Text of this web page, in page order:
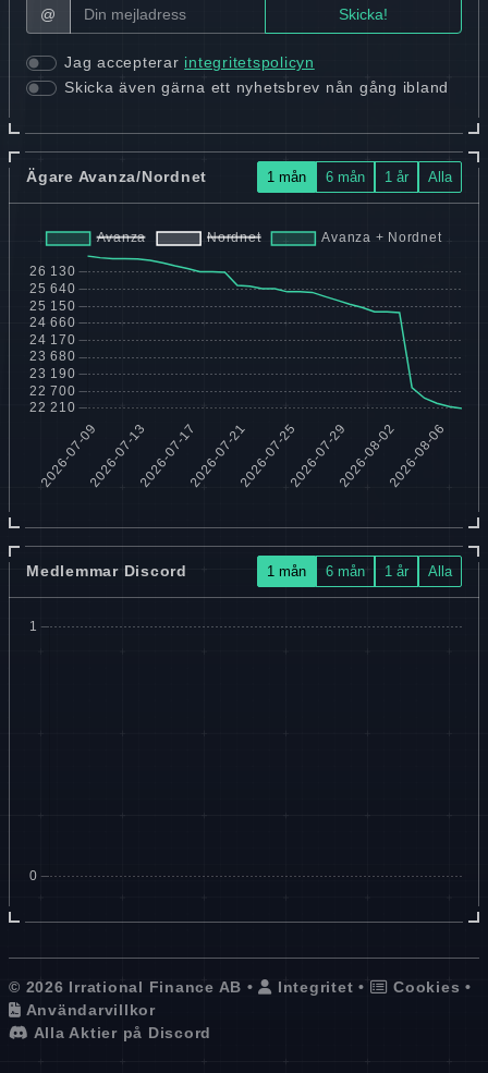
@
Jag accepterar integritetspolicyn
Skicka även gärna ett nyhetsbrev nån gång ibland
Ägare Avanza/Nordnet 1 mån 6 mån 1 år Alla
Medlemmar Discord 1 mån 6 mån 1 år Alla
© 2026 Irrational Finance AB • Integritet • Cookies •
Användarvillkor
Alla Aktier på Discord